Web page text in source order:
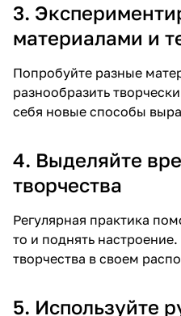
3.
материалами и
Попробуйте разные
разнообразить
себя новые способы
4. Выделяйте
творчества
Регулярная практика
то и поднять
творчества в своем
5. Используйте